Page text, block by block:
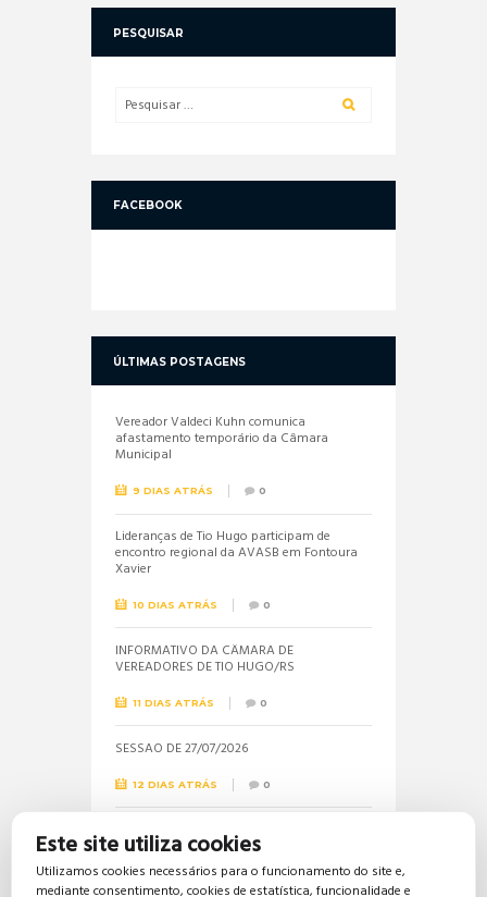
PESQUISAR
FACEBOOK
ÚLTIMAS POSTAGENS
Vereador Valdeci Kuhn comunica
afastamento temporário da Câmara
Municipal
9 DIAS ATRÁS 0
Lideranças de Tio Hugo participam de
encontro regional da AVASB em Fontoura
Xavier
10 DIAS ATRÁS 0
INFORMATIVO DA CÂMARA DE
VEREADORES DE TIO HUGO/RS
11 DIAS ATRÁS 0
SESSÃO DE 27/07/2026
12 DIAS ATRÁS 0
Informações sobre a realização do próximo
concurso público são solicitadas pela
vereadora Jéssica
Este site utiliza cookies
Utilizamos cookies necessários para o funcionamento do site e,
mediante consentimento, cookies de estatística, funcionalidade e